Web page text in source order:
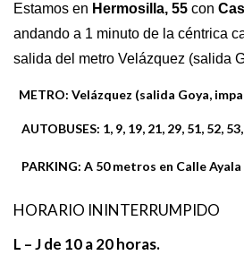
Estamos en Hermosilla, 55 con
andando a 1 minuto de la céntrica
salida del metro Velázquez (salida
METRO: Velázquez (salida Goya,
AUTOBUSES: 1, 9, 19, 21, 29, 51, 52,
PARKING: A 50 metros en Calle Ayala
HORARIO ININTERRUMPIDO
L – J de 10 a 20 horas.